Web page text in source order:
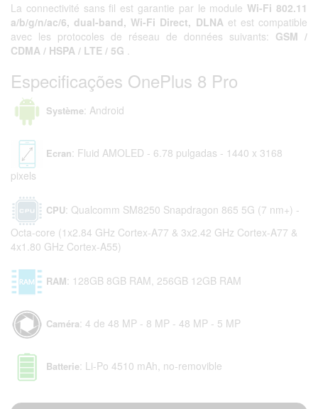
La connectivité sans fil est garantie par le moduleWi-Fi 802.11
a/b/g/n/ac/6, dual-band, Wi-Fi Direct, DLNAet est compatible
avec les protocoles de réseau de données suivants: GSM /
CDMA / HSPA / LTE / 5G .
Especificações OnePlus 8 Pro
Système: Android
Ecran: Fluid AMOLED - 6.78 pulgadas - 1440 x 3168
pixels
CPU: Qualcomm SM8250 Snapdragon 865 5G (7 nm+) -
Octa-core (1x2.84 GHz Cortex-A77 & 3x2.42 GHz Cortex-A77 &
4x1.80 GHz Cortex-A55)
RAM: 128GB 8GB RAM, 256GB 12GB RAM
Caméra: 4 de 48 MP - 8 MP - 48 MP - 5 MP
Batterie: Li-Po 4510 mAh, no-removible